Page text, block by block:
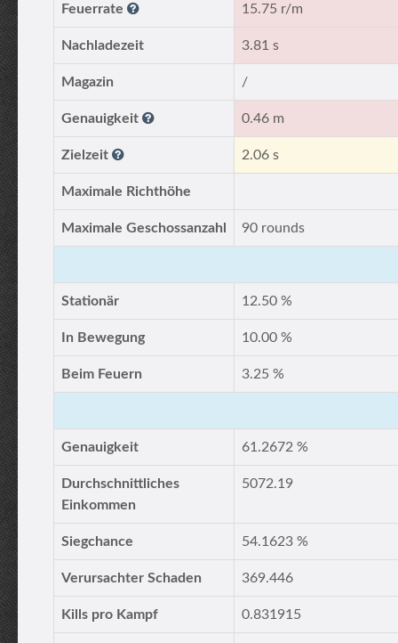
Feuerrate 15.75 r/m
Nachladezeit 3.81 s
Magazin /
Genauigkeit 0.46 m
Zielzeit 2.06 s
Maximale Richthöhe
Maximale Geschossanzahl 90 rounds
Stationär 12.50 %
In Bewegung 10.00 %
Beim Feuern 3.25 %
Genauigkeit 61.2672 %
Durchschnittliches
Einkommen
5072.19
Siegchance 54.1623 %
Verursachter Schaden 369.446
Kills pro Kampf 0.831915